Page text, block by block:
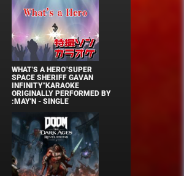
WHAT'S A HERO"SUPER
SPACE SHERIFF GAVAN
INFINITY"KARAOKE
ORIGINALLY PERFORMED BY
:MAY'N - SINGLE